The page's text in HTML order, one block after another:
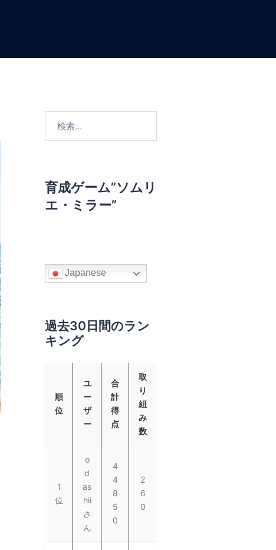
育成ゲーム”ソムリ
エ・ミラー”
Japanese
過去30日間のラン
キング
順
位
ユ
ー
ザ
ー
合
計
得
点
取
り
組
み
数
1
位
o
d
as
hii
さ
ん
4
4
8
5
0
2
6
0